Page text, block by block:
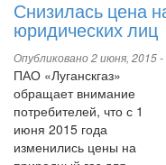
Снизилась цена
юридических лиц
Опубликовано 2 июня, 2015
ПАО «Луганскгаз»
обращает внимание
потребителей, что с 1
июня 2015 года
изменились цены на